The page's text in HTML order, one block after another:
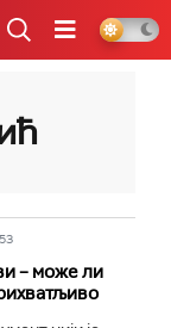
– може ли